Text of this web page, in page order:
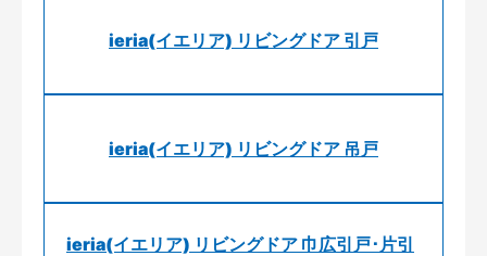
ieria(イエリア) リビングドア 引戸
ieria(イエリア) リビングドア 吊戸
ieria(イエリア) リビングドア 巾広引戸･片引